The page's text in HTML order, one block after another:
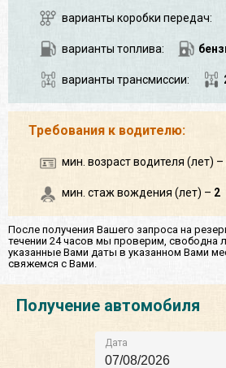
варианты коробки передач:
варианты топлива:
варианты трансмиссии:
Требования к водителю:
мин. возраст водителя (лет) –
мин. стаж вождения (лет) – 2
После получения Вашего запроса на
течении 24 часов мы проверим, свободна
указанные Вами даты в указанном Вами
свяжемся с Вами.
Получение автомобиля
Дата